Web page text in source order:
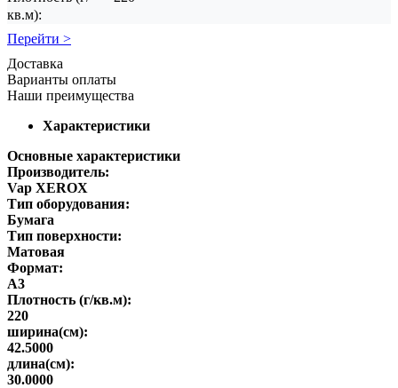
кв.м):
Перейти >
Доставка
Варианты оплаты
Наши преимущества
Характеристики
Основные характеристики
Производитель:
Vap XEROX
Тип оборудования:
Бумага
Тип поверхности:
Матовая
Формат:
A3
Плотность (г/кв.м):
220
ширина(см):
42.5000
длина(см):
30.0000